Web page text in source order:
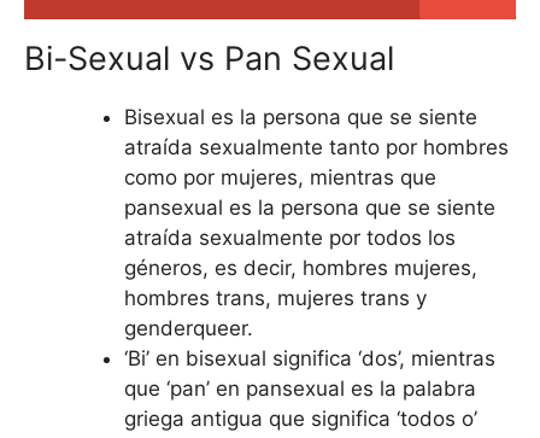
Bi-Sexual vs Pan Sexual
Bisexual es la persona que se siente
atraída sexualmente tanto por hombres
como por mujeres, mientras que
pansexual es la persona que se siente
atraída sexualmente por todos los
géneros, es decir, hombres mujeres,
hombres trans, mujeres trans y
genderqueer.
‘Bi’ en bisexual significa ‘dos’, mientras
que ‘pan’ en pansexual es la palabra
griega antigua que significa ‘todos o’